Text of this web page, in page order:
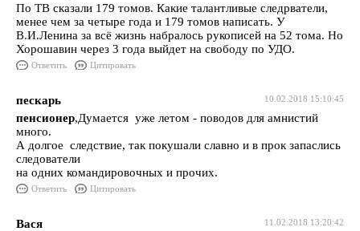
По ТВ сказали 179 томов. Какие талантливые следрватели,
менее чем за четыре года и 179 томов написать. У
В.И.Ленина за всё жизнь набралось рукописей на 52 тома. Но
Хорошавин через 3 года выйдет на свободу по УДО.
Ответить Цитировать
10.02.2018 15:10:45
пескарь
пенсионер,Думается уже летом - поводов для амнистий
много.
А долгое следствие, так покушали славно и в прок запаслись
следователи
на одних командировочных и прочих.
Ответить Цитировать
11.02.2018 13:20:42
Вася